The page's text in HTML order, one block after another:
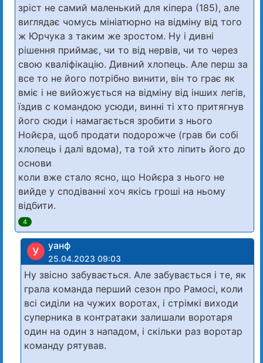
зріст не самий маленький для кіпера (185), але
виглядає чомусь мініатюрно на відміну від того
ж Юрчука з таким же зростом. Ну і дивні
рішення приймає, чи то від нервів, чи то через
свою кваліфікацію. Дивний хлопець. Але перш за
все то не його потрібно винити, він то грає як
вміє і не вийожується на відміну від інших легів,
їздив с командою усюди, винні ті хто притягнув
його сюди і намагається зробити з нього
Нойєра, щоб продати подорожче (грав би собі
хлопець і далі вдома), та той хто ліпить його до
основи
коли вже стало ясно, що Нойєра з нього не
вийде у сподіванні хоч якісь гроші на ньому
відбити.
4
У уанф
25.04.2023 09:03
Ну звісно забувається. Але забувається і те, як
грала команда перший сезон про Рамосі, коли
всі сиділи на чужих воротах, і стрімкі виходи
суперника в контратаки залишали воротаря
один на один з нападом, і скільки раз воротар
команду рятував.